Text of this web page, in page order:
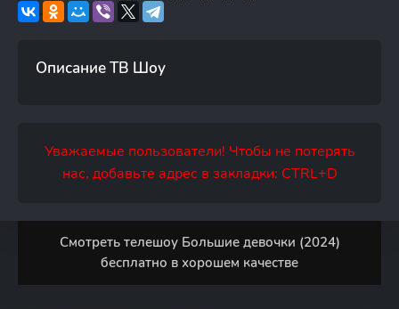
Описание ТВ Шоу
Уважаемые пользователи! Чтобы не потерять
нас, добавьте адрес в закладки: CTRL+D
Смотреть телешоу Большие девочки (2024)
бесплатно в хорошем качестве